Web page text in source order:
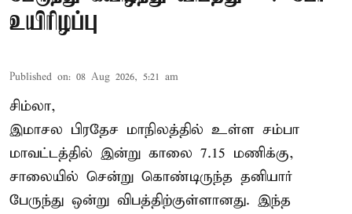
உயிரிழப்பு
Published on: 08 Aug 2026, 5:21 am
சிம்லா,
இமாசல பிரதேச மாநிலத்தில் உள்ள சம்பா
மாவட்டத்தில் இன்று காலை 7.15 மணிக்கு,
சாலையில் சென்று கொண்டிருந்த தனியார்
பேருந்து ஒன்று விபத்திற்குள்ளானது. இந்த